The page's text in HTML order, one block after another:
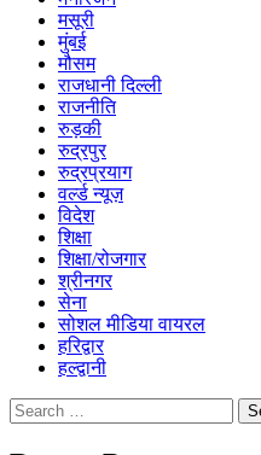
मसूरी
मुंबई
मौसम
राजधानी दिल्ली
राजनीति
रुड़की
रुद्रपुर
रुद्रप्रयाग
वर्ल्ड न्यूज़
विदेश
शिक्षा
शिक्षा/रोजगार
श्रीनगर
सेना
सोशल मीडिया वायरल
हरिद्वार
हल्द्वानी
Search
for: